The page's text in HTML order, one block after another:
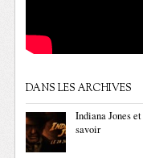
DANS LES ARCHIVES
Indiana Jones
savoir